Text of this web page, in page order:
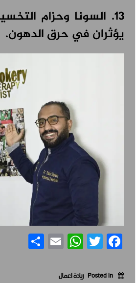
13. السونا وحزام
يؤثران في حرق الدهون.
Facebook
Twitter
WhatsApp
Email
Posted in ريادة اعمال